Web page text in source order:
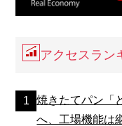
アクセスラン
焼きたてパン「
へ、工場機能は